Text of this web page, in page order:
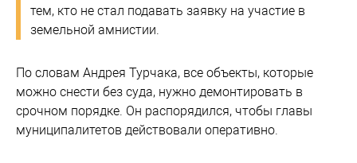
тем, кто не стал подавать заявку на участие в
земельной амнистии.
По словам Андрея Турчака, все объекты, которые
можно снести без суда, нужно демонтировать в
срочном порядке. Он распорядился, чтобы главы
муниципалитетов действовали оперативно.